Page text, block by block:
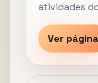
atividades
Ver página